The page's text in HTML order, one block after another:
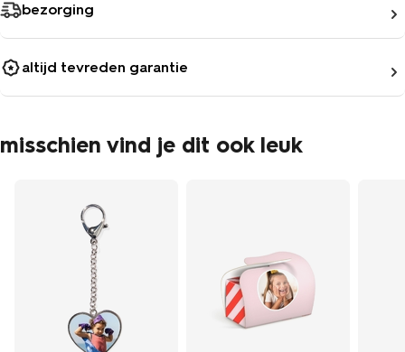
bezorging
altijd tevreden garantie
misschien vind je dit ook leuk